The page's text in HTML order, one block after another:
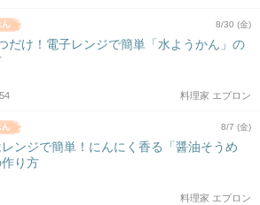
8/30 (金)
だけ！電子レンジで簡単「水ようかん」の
料理家 エプロン
8/7 (金)
ンジで簡単！にんにく香る「醤油そうめ
り方
料理家 エプロン